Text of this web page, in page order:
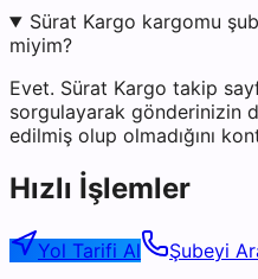
Sürat Kargo kargomu
miyim?
Evet. Sürat Kargo takip
sorgulayarak gönderinizin
edilmiş olup olmadığını
Hızlı İşlemler
Yol Tarifi Al Şubeyi